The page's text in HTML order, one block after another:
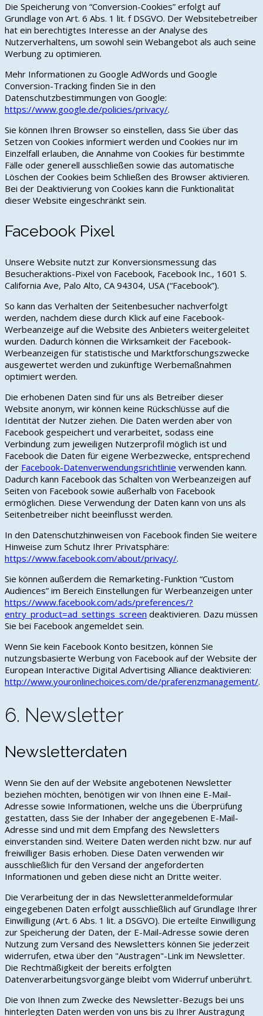
Die Speicherung von “Conversion-Cookies” erfolgt auf
Grundlage von Art. 6 Abs. 1 lit. f DSGVO. Der Websitebetreiber
hat ein berechtigtes Interesse an der Analyse des
Nutzerverhaltens, um sowohl sein Webangebot als auch seine
Werbung zu optimieren.
Mehr Informationen zu Google AdWords und Google
Conversion-Tracking finden Sie in den
Datenschutzbestimmungen von Google:
https://www.google.de/policies/privacy/.
Sie können Ihren Browser so einstellen, dass Sie über das
Setzen von Cookies informiert werden und Cookies nur im
Einzelfall erlauben, die Annahme von Cookies für bestimmte
Fälle oder generell ausschließen sowie das automatische
Löschen der Cookies beim Schließen des Browser aktivieren.
Bei der Deaktivierung von Cookies kann die Funktionalität
dieser Website eingeschränkt sein.
Facebook Pixel
Unsere Website nutzt zur Konversionsmessung das
Besucheraktions-Pixel von Facebook, Facebook Inc., 1601 S.
California Ave, Palo Alto, CA 94304, USA (“Facebook”).
So kann das Verhalten der Seitenbesucher nachverfolgt
werden, nachdem diese durch Klick auf eine Facebook-
Werbeanzeige auf die Website des Anbieters weitergeleitet
wurden. Dadurch können die Wirksamkeit der Facebook-
Werbeanzeigen für statistische und Marktforschungszwecke
ausgewertet werden und zukünftige Werbemaßnahmen
optimiert werden.
Die erhobenen Daten sind für uns als Betreiber dieser
Website anonym, wir können keine Rückschlüsse auf die
Identität der Nutzer ziehen. Die Daten werden aber von
Facebook gespeichert und verarbeitet, sodass eine
Verbindung zum jeweiligen Nutzerprofil möglich ist und
Facebook die Daten für eigene Werbezwecke, entsprechend
der Facebook-Datenverwendungsrichtlinie verwenden kann.
Dadurch kann Facebook das Schalten von Werbeanzeigen auf
Seiten von Facebook sowie außerhalb von Facebook
ermöglichen. Diese Verwendung der Daten kann von uns als
Seitenbetreiber nicht beeinflusst werden.
In den Datenschutzhinweisen von Facebook finden Sie weitere
Hinweise zum Schutz Ihrer Privatsphäre:
https://www.facebook.com/about/privacy/.
Sie können außerdem die Remarketing-Funktion “Custom
Audiences” im Bereich Einstellungen für Werbeanzeigen unter
https://www.facebook.com/ads/preferences/?
entry_product=ad_settings_screen deaktivieren. Dazu müssen
Sie bei Facebook angemeldet sein.
Wenn Sie kein Facebook Konto besitzen, können Sie
nutzungsbasierte Werbung von Facebook auf der Website der
European Interactive Digital Advertising Alliance deaktivieren:
http://www.youronlinechoices.com/de/praferenzmanagement/.
6. Newsletter
Newsletterdaten
Wenn Sie den auf der Website angebotenen Newsletter
beziehen möchten, benötigen wir von Ihnen eine E-Mail-
Adresse sowie Informationen, welche uns die Überprüfung
gestatten, dass Sie der Inhaber der angegebenen E-Mail-
Adresse sind und mit dem Empfang des Newsletters
einverstanden sind. Weitere Daten werden nicht bzw. nur auf
freiwilliger Basis erhoben. Diese Daten verwenden wir
ausschließlich für den Versand der angeforderten
Informationen und geben diese nicht an Dritte weiter.
Die Verarbeitung der in das Newsletteranmeldeformular
eingegebenen Daten erfolgt ausschließlich auf Grundlage Ihrer
Einwilligung (Art. 6 Abs. 1 lit. a DSGVO). Die erteilte Einwilligung
zur Speicherung der Daten, der E-Mail-Adresse sowie deren
Nutzung zum Versand des Newsletters können Sie jederzeit
widerrufen, etwa über den "Austragen"-Link im Newsletter.
Die Rechtmäßigkeit der bereits erfolgten
Datenverarbeitungsvorgänge bleibt vom Widerruf unberührt.
Die von Ihnen zum Zwecke des Newsletter-Bezugs bei uns
hinterlegten Daten werden von uns bis zu Ihrer Austragung